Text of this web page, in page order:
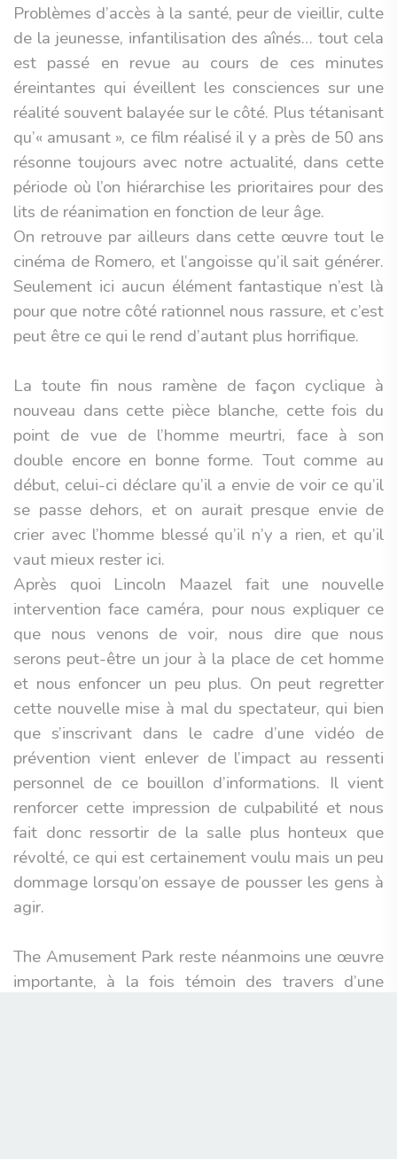
Problèmes d’accès à la santé, peur de vieillir, culte
de la jeunesse, infantilisation des aînés… tout cela
est passé en revue au cours de ces minutes
éreintantes qui éveillent les consciences sur une
réalité souvent balayée sur le côté. Plus tétanisant
qu’« amusant », ce film réalisé il y a près de 50 ans
résonne toujours avec notre actualité, dans cette
période où l’on hiérarchise les prioritaires pour des
lits de réanimation en fonction de leur âge.
On retrouve par ailleurs dans cette œuvre tout le
cinéma de Romero, et l’angoisse qu’il sait générer.
Seulement ici aucun élément fantastique n’est là
pour que notre côté rationnel nous rassure, et c’est
peut être ce qui le rend d’autant plus horrifique.
La toute fin nous ramène de façon cyclique à
nouveau dans cette pièce blanche, cette fois du
point de vue de l’homme meurtri, face à son
double encore en bonne forme. Tout comme au
début, celui-ci déclare qu’il a envie de voir ce qu’il
se passe dehors, et on aurait presque envie de
crier avec l’homme blessé qu’il n’y a rien, et qu’il
vaut mieux rester ici.
Après quoi Lincoln Maazel fait une nouvelle
intervention face caméra, pour nous expliquer ce
que nous venons de voir, nous dire que nous
serons peut-être un jour à la place de cet homme
et nous enfoncer un peu plus. On peut regretter
cette nouvelle mise à mal du spectateur, qui bien
que s’inscrivant dans le cadre d’une vidéo de
prévention vient enlever de l’impact au ressenti
personnel de ce bouillon d’informations. Il vient
renforcer cette impression de culpabilité et nous
fait donc ressortir de la salle plus honteux que
révolté, ce qui est certainement voulu mais un peu
dommage lorsqu’on essaye de pousser les gens à
agir.
The Amusement Park reste néanmoins une œuvre
importante, à la fois témoin des travers d’une